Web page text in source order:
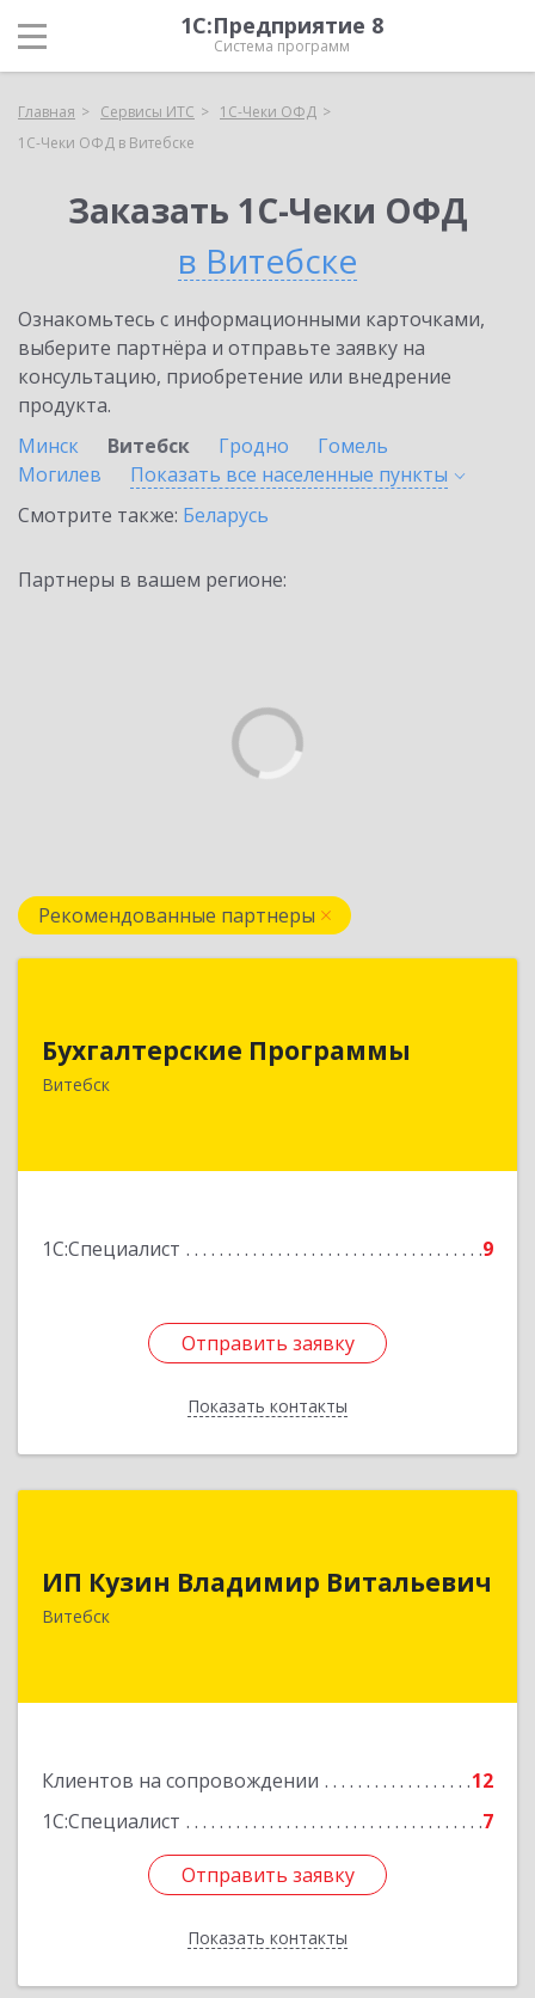
1С:Предприятие 8
Система программ
Главная Сервисы ИТС
1С-Чеки ОФД
1С-Чеки ОФД в Витебске
Заказать 1С-Чеки ОФД
в Витебске
Ознакомьтесь с информационными карточками,
выберите партнёра и отправьте заявку на
консультацию, приобретение или внедрение
продукта.
Минск
Витебск Гродно
Гомель
Могилев
Показать все населенные пункты
Смотрите также: Беларусь
Партнеры в вашем регионе:
Рекомендованные партнеры
Бухгалтерские Программы
Витебск
1С:Специалист 9
Отправить заявку
Показать контакты
Республика Беларусь, 210605,г. Витебск, тр-т.
Отправить заявку
Назад
ИП Кузин Владимир Витальевич
Витебск
Клиентов на сопровождении
12
1С:Специалист
7
Отправить заявку
Показать контакты
Беларусь, 210001, г.Витебск, ул. Ильинского,
Отправить заявку
Назад